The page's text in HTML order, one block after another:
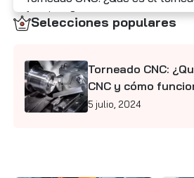
funciona?
5 julio, 2024
Selecciones populares
Torneado CNC:
CNC y cómo
5 julio, 2024